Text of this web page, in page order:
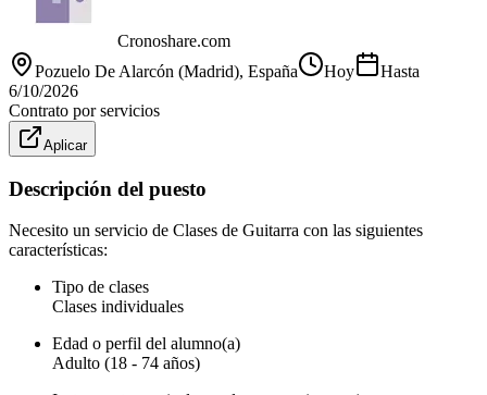
Cronoshare.com
Pozuelo De Alarcón (Madrid), España Hoy
Hasta
6/10/2026
Contrato por servicios
Aplicar
Descripción del puesto
Necesito un servicio de Clases de Guitarra con las siguientes
características:
Tipo de clases
Clases individuales
Edad o perfil del alumno(a)
Adulto (18 - 74 años)